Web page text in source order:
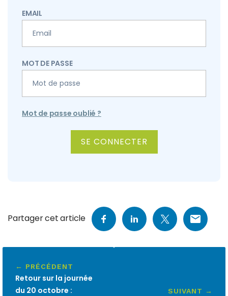
EMAIL
MOT DE PASSE
Mot de passe oublié ?
Partager cet article
← PRÉCÉDENT
Retour sur la journée
du 20 octobre :
SUIVANT →